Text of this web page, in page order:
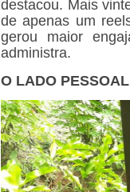
destacou. Mais
de apenas um
gerou maior
administra.
O LADO